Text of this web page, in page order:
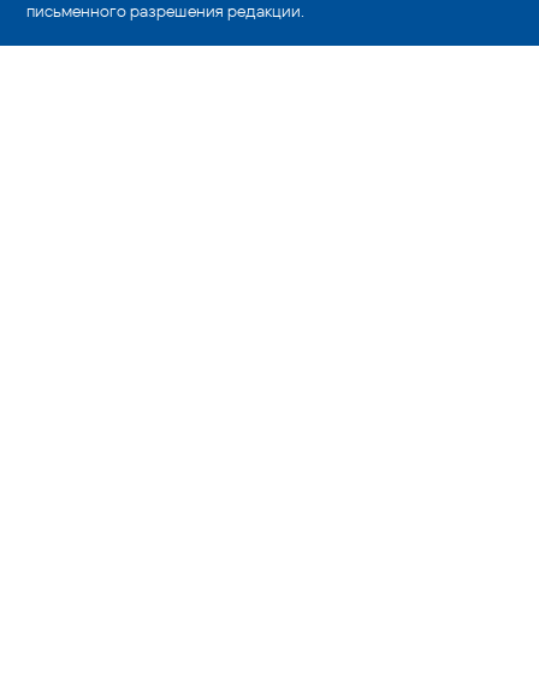
письменного разрешения редакции.